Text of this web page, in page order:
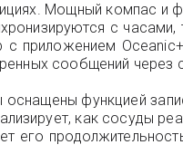
Мощный компас и
с
приложением
сообщений через
функцией
как сосуды
его